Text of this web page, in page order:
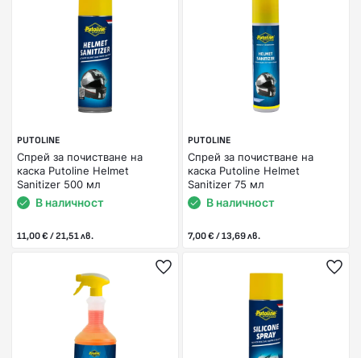
PUTOLINE
Спрей за почистване на
каска Putoline Helmet
Sanitizer 500 мл
В наличност
11,00 € / 21,51 лв.
PUTOLINE
Спрей за почистване на
каска Putoline Helmet
Sanitizer 75 мл
В наличност
7,00 € / 13,69 лв.